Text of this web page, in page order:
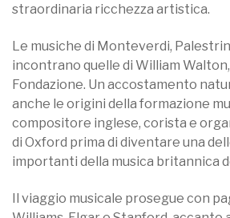
straordinaria ricchezza artistica.
Le musiche di Monteverdi,
incontrano quelle di William
Fondazione. Un accostamento
anche le origini della formazione
compositore inglese, corista e
di Oxford prima di diventare una
importanti della musica britannica
Il viaggio musicale prosegue con